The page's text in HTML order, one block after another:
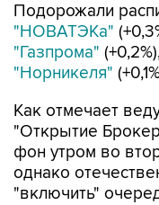
Подорожали
"НОВАТЭКа"
"Газпрома"
"Норникеля"
Как отмечает
"Открытие
фон утром во
однако
"включить"